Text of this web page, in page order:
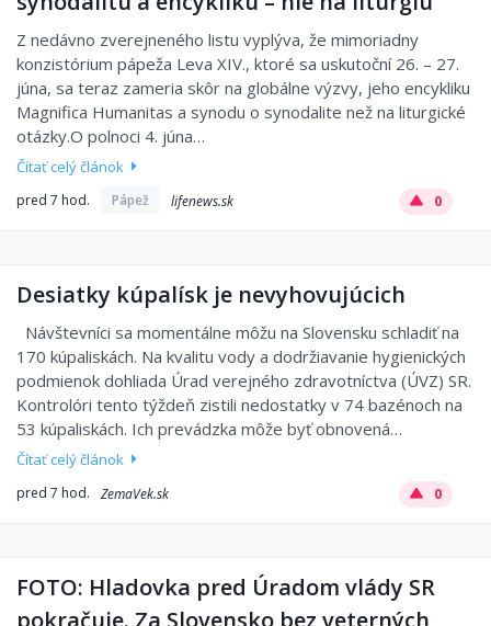
Z nedávno zverejneného listu vyplýva, že mimoriadny
konzistórium pápeža Leva XIV., ktoré sa uskutoční 26. – 27.
júna, sa teraz zameria skôr na globálne výzvy, jeho encykliku
Magnifica Humanitas a synodu o synodalite než na liturgické
otázky.O polnoci 4. júna…
Čítať celý článok
pred 7 hod. Pápež lifenews.sk 0
Desiatky kúpalísk je nevyhovujúcich
Návštevníci sa momentálne môžu na Slovensku schladiť na
170 kúpaliskách. Na kvalitu vody a dodržiavanie hygienických
podmienok dohliada Úrad verejného zdravotníctva (ÚVZ) SR.
Kontrolóri tento týždeň zistili nedostatky v 74 bazénoch na
53 kúpaliskách. Ich prevádzka môže byť obnovená…
Čítať celý článok
pred 7 hod. ZemaVek.sk 0
FOTO: Hladovka pred Úradom vlády SR
pokračuje. Za Slovensko bez veterných